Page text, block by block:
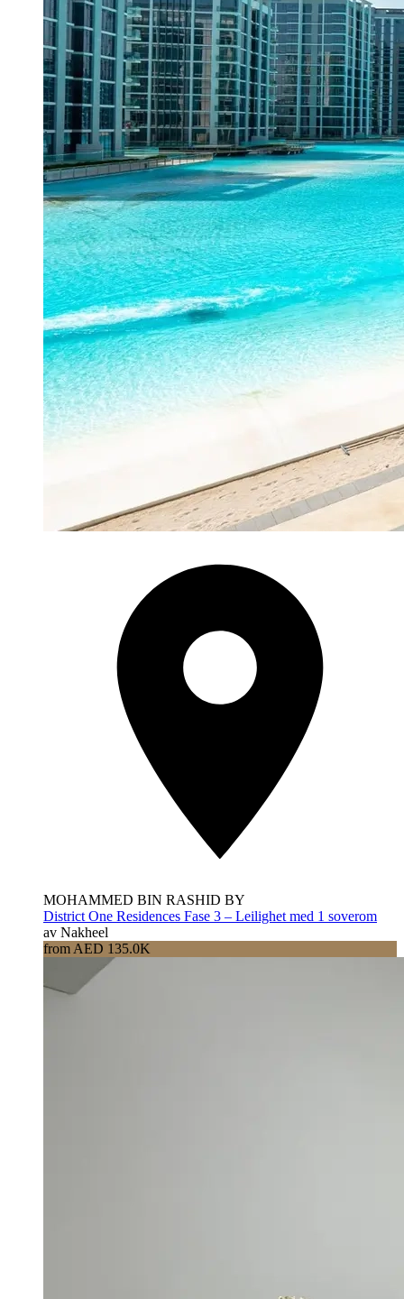
MOHAMMED BIN RASHID BY
District One Residences Fase 3 – Leilighet med 1 soverom
av Nakheel
from AED 135.0K